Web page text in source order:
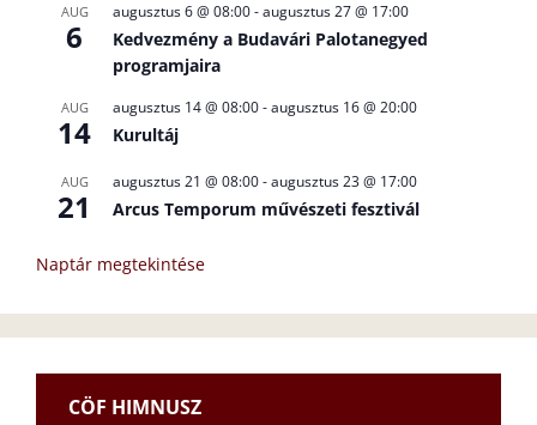
AUG
6
augusztus 6 @ 08:00-augusztus 27 @ 17:00
Kedvezmény a Budavári Palotanegyed
programjaira
AUG
14
augusztus 14 @ 08:00-augusztus 16 @ 20:00
Kurultáj
AUG
21
augusztus 21 @ 08:00-augusztus 23 @ 17:00
Arcus Temporum művészeti fesztivál
Naptár megtekintése
CÖF HIMNUSZ